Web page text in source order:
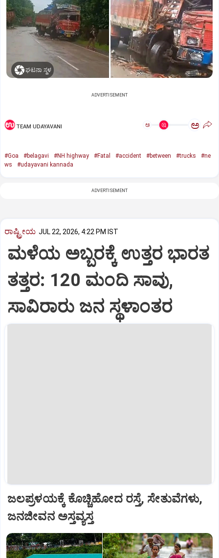
ಘಟನಾ ಸ್ಥಳ
ADVERTISEMENT
TEAM UDAYAVANI ಅ ಅ
#Goa #belagavi #NH highway #Fatal #accident #between #trucks
#ne
ws
#udayavani kannada
ADVERTISEMENT
ರಾಷ್ಟ್ರೀಯ JUL 22, 2026, 4:22 PM IST
ಮಳೆಯ ಅಬ್ಬರಕ್ಕೆ ಉತ್ತರ ಭಾರತ
ತತ್ತರ: 120 ಮಂದಿ ಸಾವು,
ಸಾವಿರಾರು ಜನ ಸ್ಥಳಾಂತರ
ಜಲಪ್ರಳಯಕ್ಕೆ ಕೊಚ್ಚಿಹೋದ ರಸ್ತೆ, ಸೇತುವೆಗಳು,
ಜನಜೀವನ ಅಸ್ತವ್ಯಸ್ತ